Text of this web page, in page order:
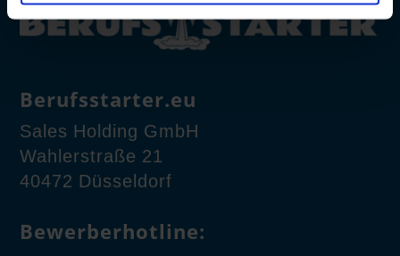
Berufsstarter.eu
Sales Holding GmbH
Wahlerstraße 21
40472 Düsseldorf
Bewerberhotline: